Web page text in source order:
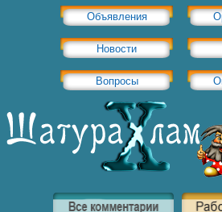
Объявления
Новости
Вопросы